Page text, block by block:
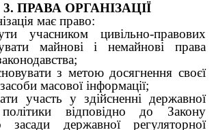
3. ПРАВА ОРГАНІЗАЦІЇ
має право:
учасником цивільно-правових
майнові і немайнові права
з метою досягнення своєї
масової інформації;
участь у здійсненні державної
політики відповідно до Закону
державної регуляторної